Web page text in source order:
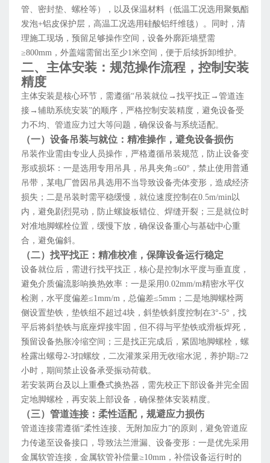
管、密封垫、螺栓等），以及保温材料（低温工况选用聚氨酯
发泡+铝皮保护层，高温工况选用硅酸铝纤维毯）。同时，清
理施工现场，预留足够操作空间，设备外廓距墙壁需
≥800mm，外盖端需留出至少1米空间，便于后续拆卸维护。
二、主体安装：规范操作流程，控制安装
精度
主体安装是核心环节，需遵循“吊装就位→找平找正→管道连
接→辅助系统安装”的顺序，严格控制安装精度，避免设备受
力不均、管道应力过大等问题，确保设备与系统适配。
（一）设备吊装与就位：精准操作，避免设备损伤
吊装作业需由专业人员操作，严格遵循吊装规范，防止设备变
形或损坏：一是选用专用吊具，吊具夹角≤60°，禁止使用普通
吊带，某电厂曾因吊具选用不当导致设备壳体变形，造成经济
损失；二是吊装时需平稳缓慢，就位速度控制在0.5m/min以
内，避免剧烈晃动，防止螺旋板错位、焊缝开裂；三是就位时
对准地脚螺栓位置，缓慢下放，确保设备重心与基础中心重
合，避免偏斜。
（二）找平找正：精准校准，保障设备运行稳定
设备就位后，需进行找平找正，核心是控制水平度与垂直度，
避免介质偏流影响换热效率：一是采用0.02mm/m精密水平仪
检测，水平度偏差≤1mm/m，总偏差≤5mm；二是地脚螺栓两
侧设置垫铁，垫铁组不超过4块，斜垫铁斜度控制在3°-5°，找
平后将斜垫铁与底座焊接牢固，但不得与平垫铁或滑板焊死，
预留设备热胀冷缩空间；三是找正完成后，紧固地脚螺栓，螺
栓露出螺母2-3扣螺纹，二次灌浆采用无收缩水泥，养护期≥72
小时，期间禁止设备承受振动荷载。
若安装两台及以上重叠式换热器，需先校正下部设备并完全固
定地脚螺栓，再安装上部设备，确保整体安装精度。
（三）管道连接：柔性适配，规避应力损伤
管道连接需遵循“柔性连接、无附加应力”的原则，避免管道应
力传递至设备接口，导致法兰泄漏、设备变形：一是优先采用
金属软管连接，金属软管补偿量≥10mm，补偿设备运行时的